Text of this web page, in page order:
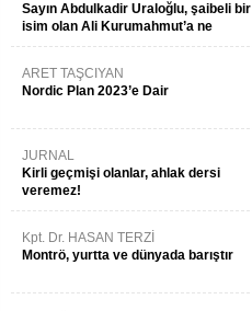
Sayın Abdulkadir Uraloğlu, şaibeli bir
isim olan Ali Kurumahmut’a ne
danışıyorsunuz?
ARET TAŞCIYAN
Nordic Plan 2023’e Dair
JURNAL
Kirli geçmişi olanlar, ahlak dersi
veremez!
Kpt. Dr. HASAN TERZİ
Montrö, yurtta ve dünyada barıştır